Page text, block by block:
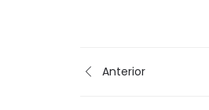
Anterior